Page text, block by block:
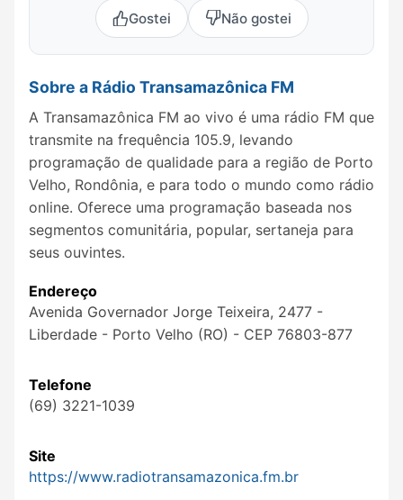
Gostei Não gostei
Sobre a Rádio Transamazônica FM
A Transamazônica FM ao vivo é uma rádio FM que
transmite na frequência 105.9, levando
programação de qualidade para a região de Porto
Velho, Rondônia, e para todo o mundo como rádio
online. Oferece uma programação baseada nos
segmentos comunitária, popular, sertaneja para
seus ouvintes.
Endereço
Avenida Governador Jorge Teixeira, 2477 -
Liberdade - Porto Velho (RO) - CEP 76803-877
Telefone
(69) 3221-1039
Site
https://www.radiotransamazonica.fm.br